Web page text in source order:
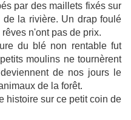
par des maillets fixés sur
la rivière. Un drap foulé
n'ont pas de prix.
blé non rentable fut
moulins ne tournèrent
de nos jours le
de la forêt.
sur ce petit coin de